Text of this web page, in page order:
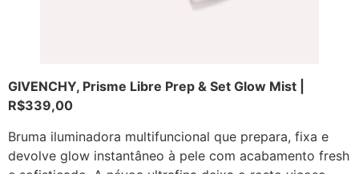
GIVENCHY, Prisme Libre Prep & Set Glow Mist |
R$339,00
Bruma iluminadora multifuncional que prepara, fixa e
devolve glow instantâneo à pele com acabamento fresh